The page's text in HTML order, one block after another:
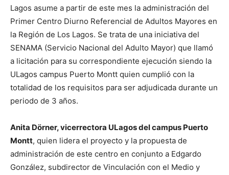
Lagos asume a partir de este mes la administración del
Primer Centro Diurno Referencial de Adultos Mayores en
la Región de Los Lagos. Se trata de una iniciativa del
SENAMA (Servicio Nacional del Adulto Mayor) que llamó
a licitación para su correspondiente ejecución siendo la
ULagos campus Puerto Montt quien cumplió con la
totalidad de los requisitos para ser adjudicada durante un
periodo de 3 años.
Anita Dörner, vicerrectora ULagos del campus Puerto
Montt, quien lidera el proyecto y la propuesta de
administración de este centro en conjunto a Edgardo
González, subdirector de Vinculación con el Medio y